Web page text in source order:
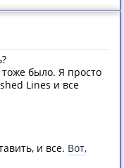
было. Я просто
Lines и все
и все. Вот,